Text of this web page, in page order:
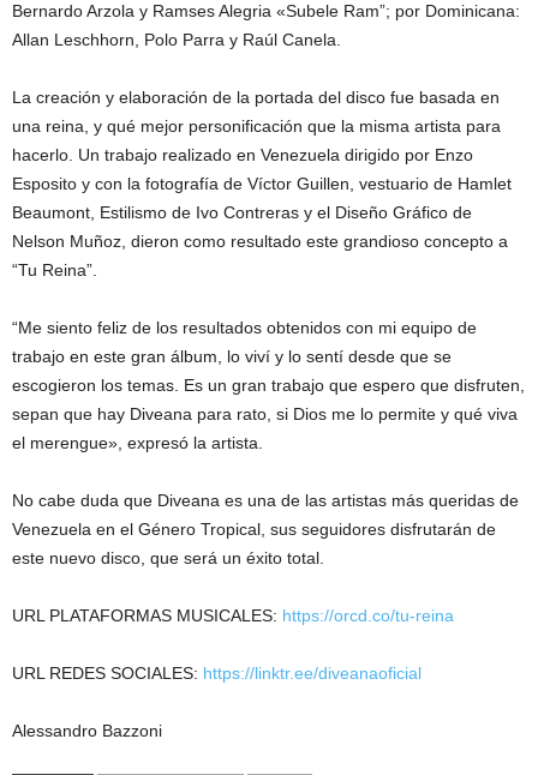
Bernardo Arzola y Ramses Alegria «Subele Ram”; por Dominicana:
Allan Leschhorn, Polo Parra y Raúl Canela.
La creación y elaboración de la portada del disco fue basada en
una reina, y qué mejor personificación que la misma artista para
hacerlo. Un trabajo realizado en Venezuela dirigido por Enzo
Esposito y con la fotografía de Víctor Guillen, vestuario de Hamlet
Beaumont, Estilismo de Ivo Contreras y el Diseño Gráfico de
Nelson Muñoz, dieron como resultado este grandioso concepto a
“Tu Reina”.
“Me siento feliz de los resultados obtenidos con mi equipo de
trabajo en este gran álbum, lo viví y lo sentí desde que se
escogieron los temas. Es un gran trabajo que espero que disfruten,
sepan que hay Diveana para rato, si Dios me lo permite y qué viva
el merengue», expresó la artista.
No cabe duda que Diveana es una de las artistas más queridas de
Venezuela en el Género Tropical, sus seguidores disfrutarán de
este nuevo disco, que será un éxito total.
URL PLATAFORMAS MUSICALES: https://orcd.co/tu-reina
URL REDES SOCIALES: https://linktr.ee/diveanaoficial
Alessandro Bazzoni